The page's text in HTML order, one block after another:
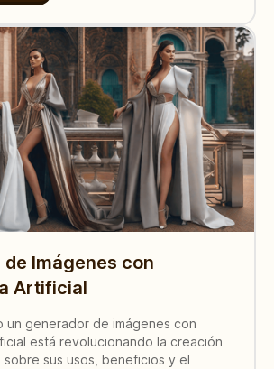
de Imágenes con
Artificial
un generador de imágenes con
está revolucionando la creación
sobre sus usos, beneficios y el